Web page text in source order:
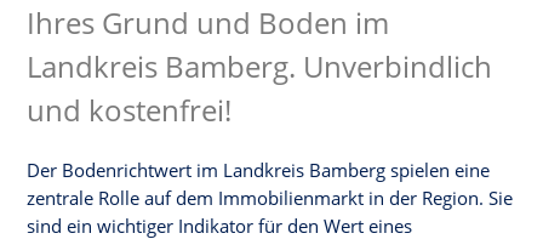
Ihres Grund und Boden im
Landkreis Bamberg. Unverbindlich
und kostenfrei!
Der Bodenrichtwert im Landkreis Bamberg spielen eine
zentrale Rolle auf dem Immobilienmarkt in der Region. Sie
sind ein wichtiger Indikator für den Wert eines